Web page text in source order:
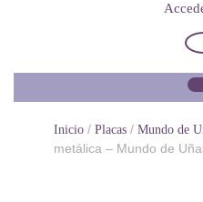
Inicio / Placas / Mundo de
metálica – Mundo de